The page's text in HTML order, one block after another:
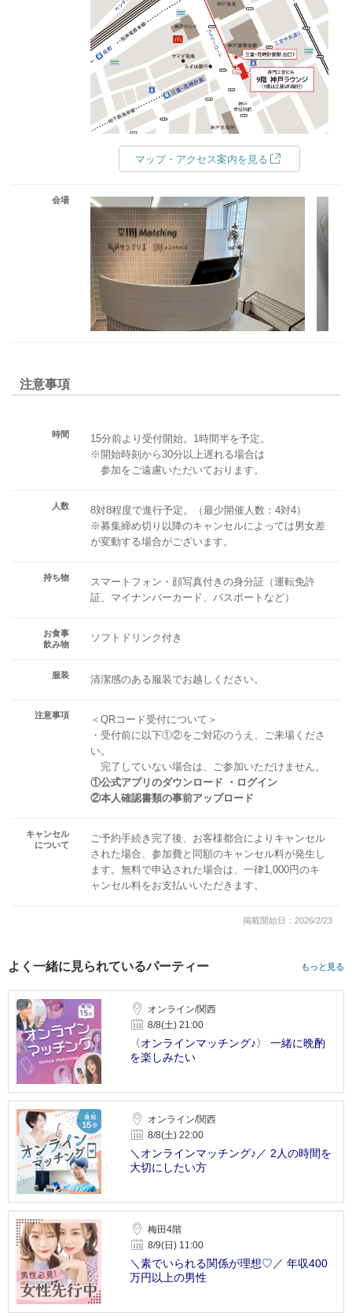
マップ・アクセス案内を見る
会場
注意事項
時間
15分前より受付開始。1時間半を予定。
※開始時刻から30分以上遅れる場合は
参加をご遠慮いただいております。
人数
8対8程度で進行予定。（最少開催人数：4対4）
※募集締め切り以降のキャンセルによっては男女差
が変動する場合がございます。
持ち物
スマートフォン・顔写真付きの身分証（運転免許
証、マイナンバーカード、パスポートなど）
お食事
飲み物
ソフトドリンク付き
服装 清潔感のある服装でお越しください。
注意事項
＜QRコード受付について＞
・受付前に以下①②をご対応のうえ、ご来場くださ
い。
完了していない場合は、ご参加いただけません。
①公式アプリのダウンロード ・ログイン
②本人確認書類の事前アップロード
キャンセル
について
ご予約手続き完了後、お客様都合によりキャンセル
された場合、参加費と同額のキャンセル料が発生し
ます。無料で申込された場合は、一律1,000円のキ
ャンセル料をお支払いいただきます。
掲載開始日：2026/2/23
よく一緒に見られているパーティー もっと見る
オンライン/関西
8/8(土) 21:00
〈オンラインマッチング♪〉 一緒に晩酌
を楽しみたい
オンライン/関西
8/8(土) 22:00
＼オンラインマッチング♪／ 2人の時間を
大切にしたい方
梅田4階
8/9(日) 11:00
＼素でいられる関係が理想♡／ 年収400
万円以上の男性